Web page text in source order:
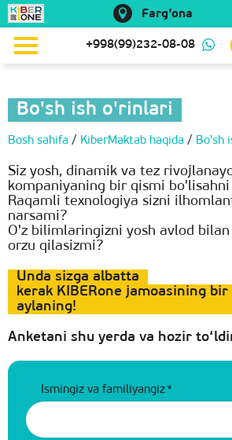
Farg’ona
+998(99)232-08-08
Bo'sh ish o'rinlari
Bosh sahifa / KiberMaktab haqida / Bo'sh
Siz yosh, dinamik va tez
kompaniyaning bir qismi
Raqamli texnologiya sizni
narsami?
O'z bilimlaringizni yosh avlod
orzu qilasizmi?
Unda sizga albatta
kerak KIBERone jamoasining bir
aylaning!
Anketani shu yerda va hozir
Ismingiz va familiyangiz *